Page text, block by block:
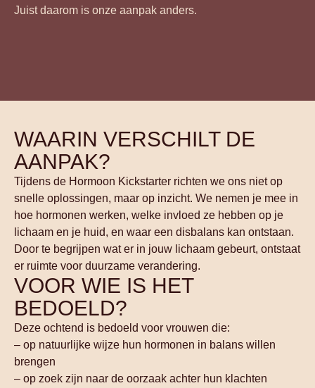
Juist daarom is onze aanpak anders.
WAARIN VERSCHILT DE
AANPAK?
Tijdens de Hormoon Kickstarter richten we ons niet op
snelle oplossingen, maar op inzicht. We nemen je mee in
hoe hormonen werken, welke invloed ze hebben op je
lichaam en je huid, en waar een disbalans kan ontstaan.
Door te begrijpen wat er in jouw lichaam gebeurt, ontstaat
er ruimte voor duurzame verandering.
VOOR WIE IS HET
BEDOELD?
Deze ochtend is bedoeld voor vrouwen die:
– op natuurlijke wijze hun hormonen in balans willen
brengen
– op zoek zijn naar de oorzaak achter hun klachten